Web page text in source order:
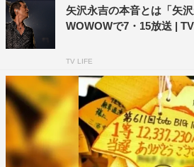
矢沢永吉の本音とは「矢
WOWOWで7・15放送 |
TV LIFE